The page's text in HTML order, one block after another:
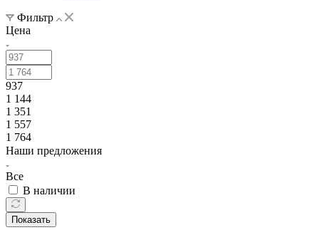
Фильтр
Цена
937
1 144
1 351
1 557
1 764
Наши предложения
Все
В наличии
Показать